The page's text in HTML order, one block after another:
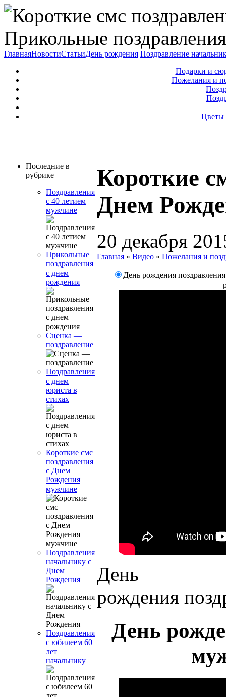
Прикольные
ГлавнаяНовостиСтатьиДень рождения Поздравление
Подарки и
Пожелания и
Цветы
Последние в
рубрике
Поздравления
с 40 летием
мужчине
Прикольные
поздравления
с днем
рождения
Сценка —
поздравление
Поздравления
с днем
юриста в
стихах
Короткие смс
поздравления
с Днем
Рождения
мужчине
Поздравления
начальнику с
Днем
Рождения
Поздравления
с юбилеем 60
лет
начальнику
Короткие
Днем
20 декабря
Главная » Видео » Пожелания и
День рождения
День
рождения
День